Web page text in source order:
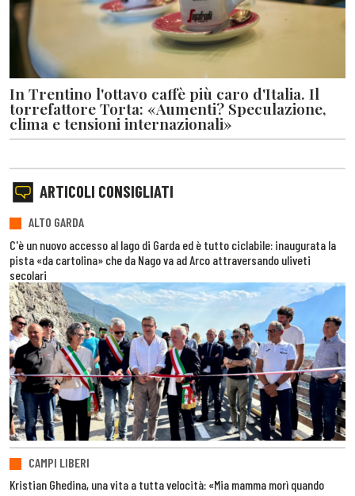
In Trentino l'ottavo caffè più caro d'Italia. Il
torrefattore Torta: «Aumenti? Speculazione,
clima e tensioni internazionali»
ARTICOLI CONSIGLIATI
ALTO GARDA
C'è un nuovo accesso al lago di Garda ed è tutto ciclabile: inaugurata la
pista «da cartolina» che da Nago va ad Arco attraversando uliveti
secolari
CAMPI LIBERI
Kristian Ghedina, una vita a tutta velocità: «Mia mamma morì quando